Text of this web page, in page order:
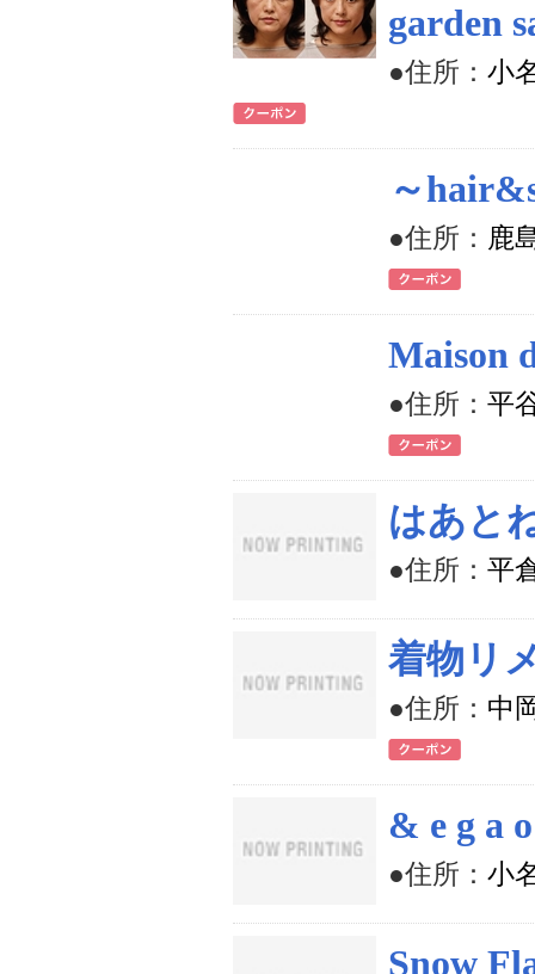
garden
●住所： 小
～
●住所： 鹿
Maison
●住所： 平
はあと
●住所： 平
着物リ
●住所： 中
& e g a o
●住所： 小
Snow